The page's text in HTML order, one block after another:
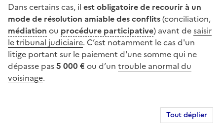
Dans certains cas, il est obligatoire de recourir à un
mode de résolution amiable des conflits(conciliation,
médiation ou procédure participative) avant desaisir
le tribunal judiciaire. C’est notamment le cas d'un
litige portant sur le paiement d'une somme qui ne
dépasse pas5 000 € ou d’un trouble anormal du
voisinage.
Tout déplier